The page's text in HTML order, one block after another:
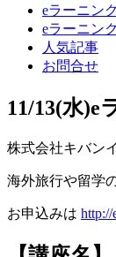
eラーニン
eラーニン
人気記事
お問合せ
11/13(水)e
株式会社キバン
海外旅行や留学
お申込みは http://